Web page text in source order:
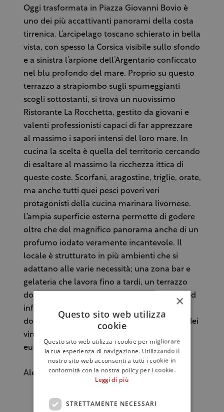
Oggi trasformata in Piazza Giovanni Bovio è
uno dei più accattivanti panorami della costa
tirrenica. L’arcipelago toscano schierato in bella
vista, con spesso la Corsica visibile sullo sfondo
e a sinistra l’arpione dell’Argentario conficcato
nel blu profondo del mare. Proprio su questo
terrazzo a strapiombo sugli spumeggianti
scogli sottostanti, si trova un nuovissimo
Ristorante La Rocchetta, gestito da giovani e
valenti professionisti capaci di far apprezzare
al massimo i sapori intensi del loro mare. In
cucina la scelta è quella del territorio cercando
di esaltare al massimo la ricchezza ittica di
queste coste. Scorfani, aragostine, triglie, orate,
ma anche tutti quei pesci poveri veri
protagonisti della cucina marinara livornese.
L’ampia superficie esterna permette di godere
oltre che del magnifico panorama anche di un
profumo iodato veramente incantevole. Il
locale è strutturato in più ambienti che si
adattano alle varie necessità; una zona bar e
gelateria che lavora fino a tardi, un terrazzo
dove è possibile mangiare un piatto veloce ed
infine la saletta interna arredata con gusto
dove si è coccolati a dovere. Buona la carta dei
vini ed il prezzo medio di un menu è di 35
euro.
Alessandro Alì
×
Questo sito web utilizza
cookie
Questo sito web utilizza i cookie per migliorare
la tua esperienza di navigazione. Utilizzando il
nostro sito web acconsenti a tutti i cookie in
conformità con la nostra policy per i cookie.
Leggi di più
STRETTAMENTE NECESSARI